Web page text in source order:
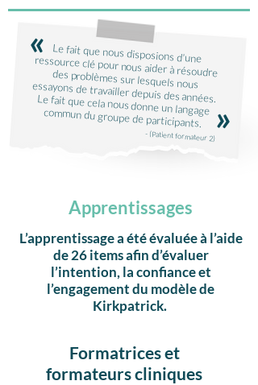
Apprentissages
L’apprentissage a été évaluée à l’aide
de 26 items afin d’évaluer
l’intention, la confiance et
l’engagement du modèle de
Kirkpatrick.
Formatrices et
formateurs cliniques
Le fait que nous disposions d'une ressource clé pour nous aider à résoudre des problèmes sur lesquels nous essayons de travailler depuis des années. Le fait que cela nous donne un langage commun du groupe de participants.
- (Patient formateur 2)
«
«